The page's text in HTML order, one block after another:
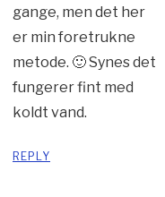
gange, men det her
er min foretrukne
metode. 🙂 Synes det
fungerer fint med
koldt vand.
REPLY